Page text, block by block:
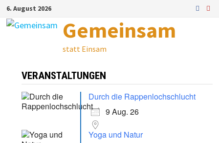
Zum
Inhalt
6. August 2026
Gemeinsam
statt Einsam
VERANSTALTUNGEN
Durch die Rappenlochschlucht
9 Aug. 26
Yoga und Natur